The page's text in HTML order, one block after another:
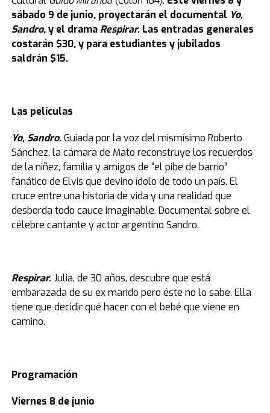
sábado 9 de junio, proyectarán el documental Yo,
Sandro, y el drama Respirar.Las entradas generales
costarán $30, y para estudiantes y jubilados
saldrán $15.
Las películas
Yo, Sandro.Guiada por la voz del mismísimo Roberto
Sánchez, la cámara de Mato reconstruye los recuerdos
de la niñez, familia y amigos de “el pibe de barrio”
fanático de Elvis que devino ídolo de todo un país. El
cruce entre una historia de vida y una realidad que
desborda todo cauce imaginable. Documental sobre el
célebre cantante y actor argentino Sandro.
Respirar.Julia, de 30 años, descubre que está
embarazada de su ex marido pero éste no lo sabe. Ella
tiene que decidir qué hacer con el bebé que viene en
camino.
Programación
Viernes 8 de junio